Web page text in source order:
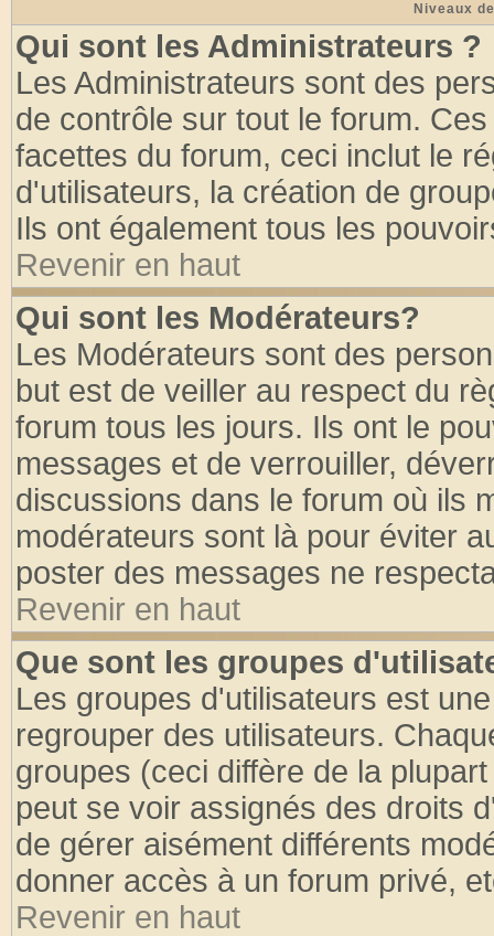
Niveaux
Qui sont les Administrateurs ?
Les Administrateurs sont des
de contrôle sur tout le forum.
facettes du forum, ceci inclut le
d'utilisateurs, la création de
Ils ont également tous les
Revenir en haut
Qui sont les Modérateurs?
Les Modérateurs sont des
but est de veiller au respect du
forum tous les jours. Ils ont le
messages et de verrouiller,
discussions dans le forum où ils
modérateurs sont là pour éviter
poster des messages ne
Revenir en haut
Que sont les groupes
Les groupes d'utilisateurs est
regrouper des utilisateurs.
groupes (ceci diffère de la
peut se voir assignés des droits
de gérer aisément différents
donner accès à un forum privé,
Revenir en haut